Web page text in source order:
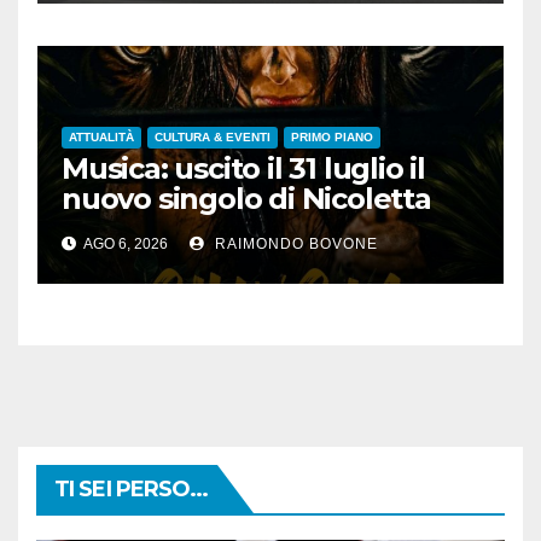
ATTUALITÀ CULTURA & EVENTI PRIMO PIANO
Musica: uscito il 31 luglio il
nuovo singolo di Nicoletta
Pedrini, ‘Giungla’
AGO 6, 2026 RAIMONDO BOVONE
TI SEI PERSO...